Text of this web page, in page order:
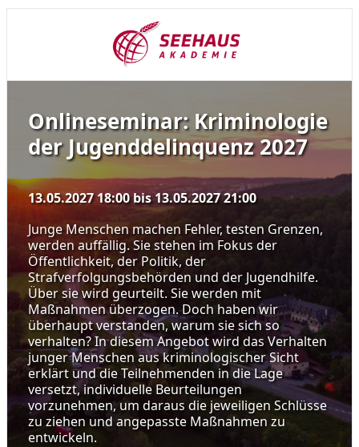
Onlineseminar: Kriminologie
der Jugenddelinquenz 2027
13.05.2027 18:00bis13.05.2027 21:00
Junge Menschen machen Fehler, testen Grenzen,
werden auffällig. Sie stehen im Fokus der
Öffentlichkeit, der Politik, der
Strafverfolgungsbehörden und der Jugendhilfe.
Über sie wird geurteilt. Sie werden mit
Maßnahmen überzogen. Doch haben wir
überhaupt verstanden, warum sie sich so
verhalten? In diesem Angebot wird das Verhalten
junger Menschen aus kriminologischer Sicht
erklärt und die Teilnehmenden in die Lage
versetzt, individuelle Beurteilungen
vorzunehmen, um daraus die jeweiligen Schlüsse
zu ziehen und angepasste Maßnahmen zu
entwickeln.